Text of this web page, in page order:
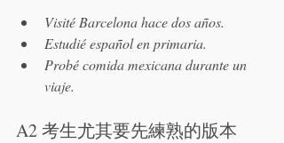
Visité Barcelona hace dos años.
Estudié español en primaria.
Probé comida mexicana durante un
viaje.
A2 考生尤其要先練熟的版本